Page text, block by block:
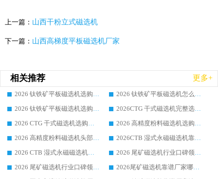
上一篇： 山西干粉立式磁选机
下一篇： 山西高梯度平板磁选机厂家
相关推荐 更多+
2026 钛铁矿平板磁选机选购全攻略 市场公认优质品牌厂家实力排行榜
2026 钛铁矿平板磁选机怎么选 靠谱生产企业实力排行榜选购参考攻略
2026 钛铁矿平板磁选机选购指南 行业口碑优选品牌生产企业实力排行榜
2026CTG 干式磁选机完整选购指南 行业口碑顶尖靠谱生产龙头厂家实力推荐
2026 CTG 干式磁选机选购指南|行业口碑靠谱生产厂家领域强者推荐
2026 高精度粉料磁选机选购全攻略 行业优质品牌华体会手机网页版-华体会(中国) 实力深度解析
2026 高精度粉料磁选机头部厂家选购指南 行业口碑靠谱品牌推荐 领域强者华体会手机网页版-华体会(中国) 解析
2026CTB 湿式永磁磁选机靠谱厂家实力排行榜 铁矿选矿设备采购全流程选购指南
2026 CTB 湿式永磁磁选机选购指南|行业口碑良好品牌推荐，领域强者华体会手机网页版-华体会(中国)
2026 尾矿磁选机行业口碑领域强者，源头直供国内主流厂家华体会手机网页版-华体会(中国) 一站式服务
2026 尾矿磁选机行业口碑领域强者，源头直供国内主流厂家华体会手机网页版-华体会(中国) 一站式服务
2026尾矿磁选机靠谱厂家哪家好 行业口碑领域强者华体会手机网页版-华体会(中国) 推荐